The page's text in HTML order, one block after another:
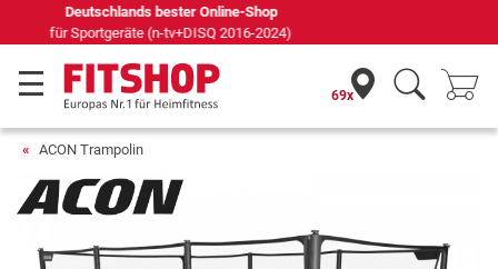
Seit 42 Jahren Ihr Experte für Heimfitness
69x
ACON Trampolin